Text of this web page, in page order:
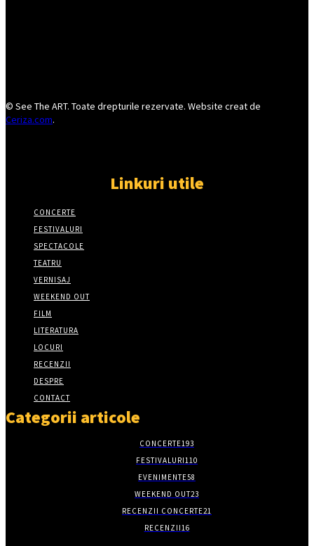
© See The ART. Toate drepturile rezervate. Website creat de
Ceriza.com.
Linkuri utile
CONCERTE
FESTIVALURI
SPECTACOLE
TEATRU
VERNISAJ
WEEKEND OUT
FILM
LITERATURA
LOCURI
RECENZII
DESPRE
CONTACT
Categorii articole
CONCERTE193
FESTIVALURI110
EVENIMENTE58
WEEKEND OUT23
RECENZII CONCERTE21
RECENZII16